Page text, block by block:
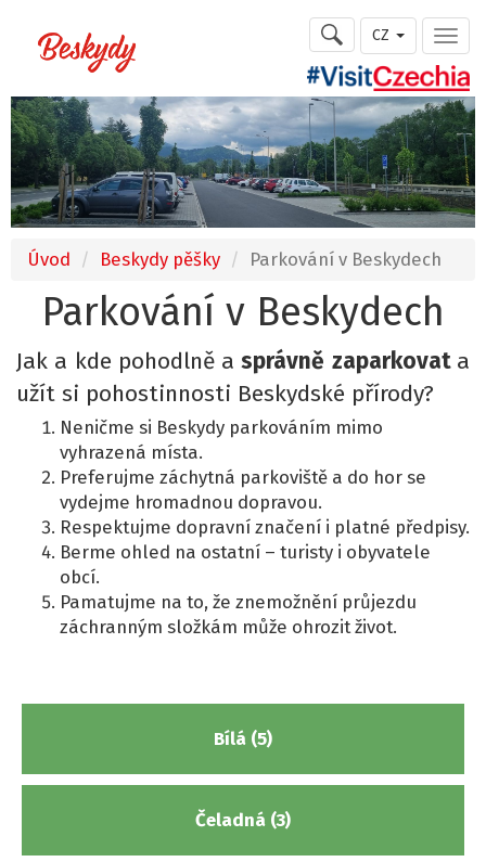
CZ
Úvod Beskydy pěšky Parkování v Beskydech
Parkování v Beskydech
Jak a kde pohodlně asprávně zaparkovat a
užít si pohostinnosti Beskydské přírody?
Neničme si Beskydy parkováním mimo
vyhrazená místa.
Preferujme záchytná parkoviště a do hor se
vydejme hromadnou dopravou.
Respektujme dopravní značení i platné předpisy.
Berme ohled na ostatní – turisty i obyvatele
obcí.
Pamatujme na to, že znemožnění průjezdu
záchranným složkám může ohrozit život.
Bílá (5)
Čeladná (3)